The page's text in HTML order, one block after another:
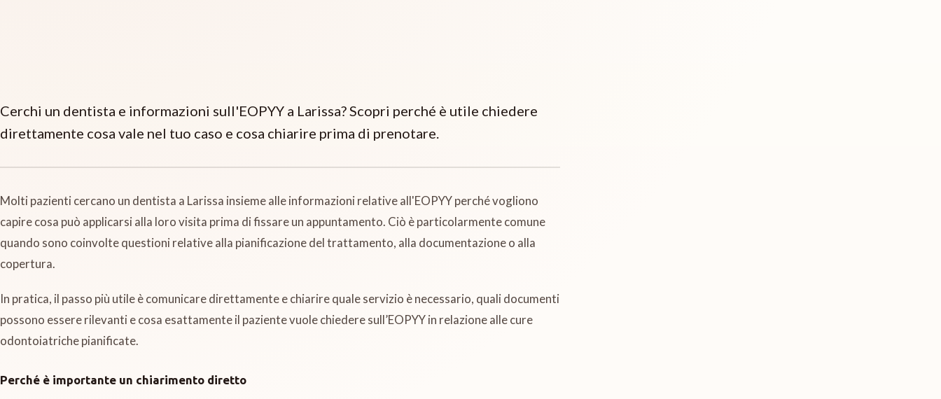
Cerchi un dentista e informazioni sull'EOPYY a Larissa? Scopri perché è utile chiedere
direttamente cosa vale nel tuo caso e cosa chiarire prima di prenotare.
Molti pazienti cercano un dentista a Larissa insieme alle informazioni relative all'EOPYY perché vogliono
capire cosa può applicarsi alla loro visita prima di fissare un appuntamento. Ciò è particolarmente comune
quando sono coinvolte questioni relative alla pianificazione del trattamento, alla documentazione o alla
copertura.
In pratica, il passo più utile è comunicare direttamente e chiarire quale servizio è necessario, quali documenti
possono essere rilevanti e cosa esattamente il paziente vuole chiedere sull’EOPYY in relazione alle cure
odontoiatriche pianificate.
Perché è importante un chiarimento diretto